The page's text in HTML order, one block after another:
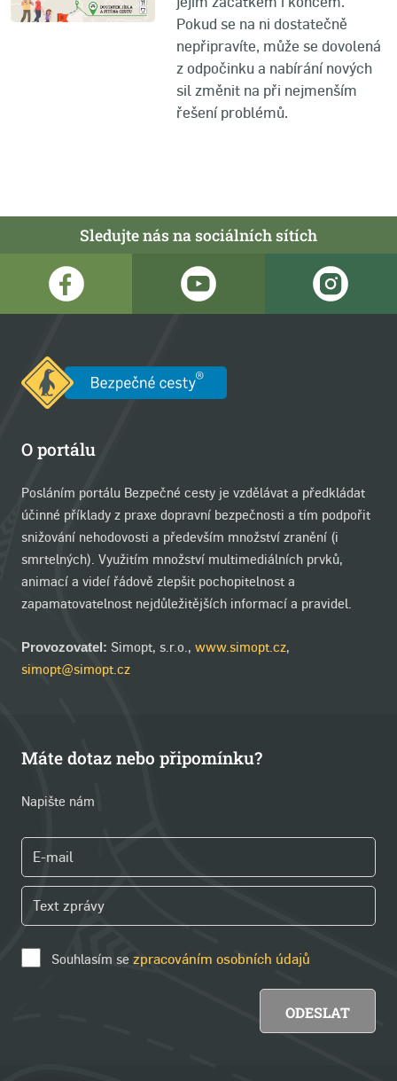
Pokud se na ni dostatečně
nepřipravíte, může se dovolená
z odpočinku a nabírání nových
sil změnit na při nejmenším
řešení problémů.
Sledujte nás na sociálních sítích
O portálu
Posláním portálu Bezpečné cesty je vzdělávat a předkládat
účinné příklady z praxe dopravní bezpečnosti a tím podpořit
snižování nehodovosti a především množství zranění (i
smrtelných). Využitím množství multimediálních prvků,
animací a videí řádově zlepšit pochopitelnost a
zapamatovatelnost nejdůležitějších informací a pravidel.
Provozovatel: Simopt, s.r.o., www.simopt.cz
simopt@simopt.cz
Máte dotaz nebo připomínku?
Napište nám
Souhlasím se zpracováním osobních údajů